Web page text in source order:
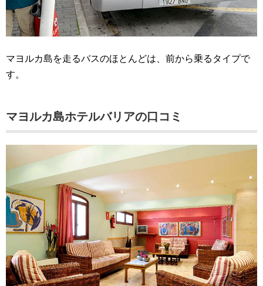
マヨルカ島を走るバスのほとんどは、前から乗るタイプで
す。
マヨルカ島ホテルバリアの口コミ